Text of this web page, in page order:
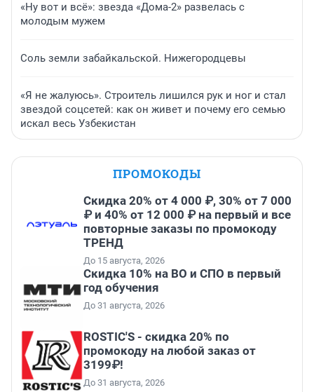
«Ну вот и всё»: звезда «Дома-2» развелась с
молодым мужем
Соль земли забайкальской. Нижегородцевы
«Я не жалуюсь». Строитель лишился рук и ног и стал
звездой соцсетей: как он живет и почему его семью
искал весь Узбекистан
ПРОМОКОДЫ
Скидка 20% от 4 000 ₽, 30% от 7 000
₽ и 40% от 12 000 ₽ на первый и все
повторные заказы по промокоду
ТРЕНД
До 15 августа, 2026
Скидка 10% на ВО и СПО в первый
год обучения
До 31 августа, 2026
ROSTIC'S - скидка 20% по
промокоду на любой заказ от
3199₽!
До 31 августа, 2026